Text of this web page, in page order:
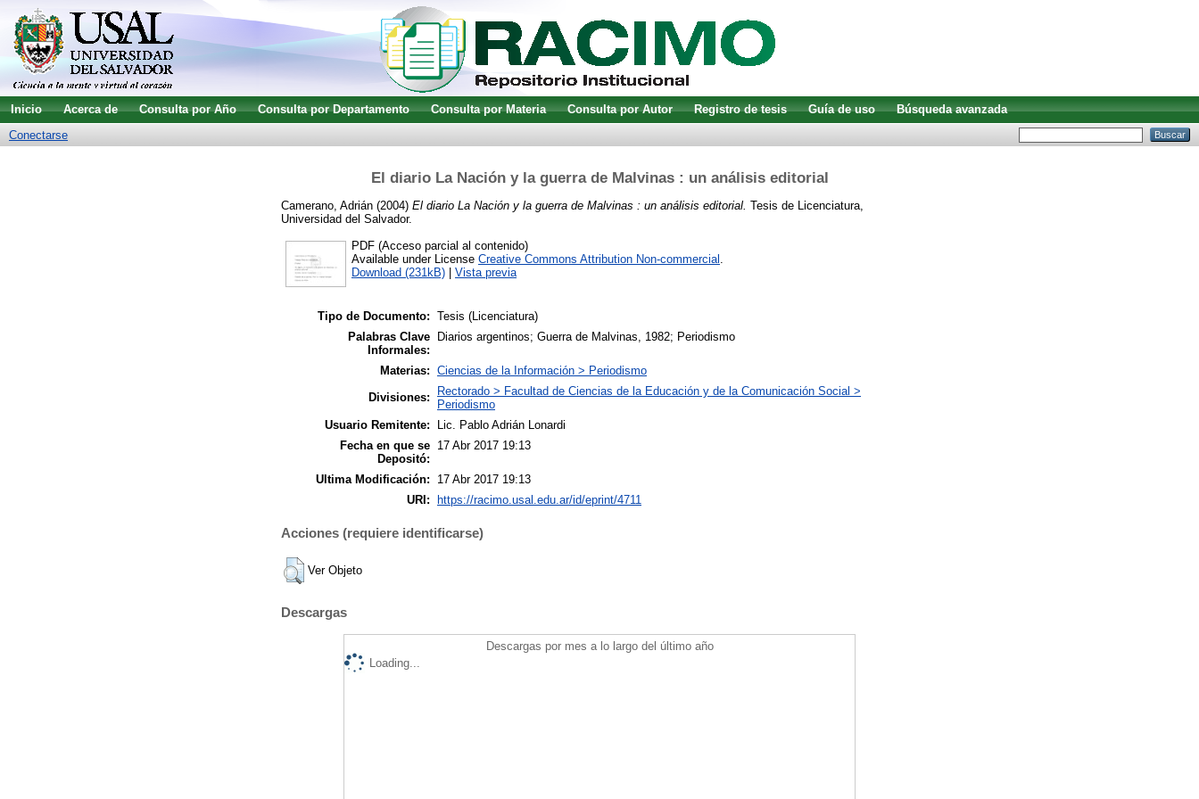
Inicio Acerca de Consulta por Año Consulta por Departamento Consulta por Materia Consulta por Autor Registro de tesis Guía de uso
Búsqueda avanzada
Conectarse
El diario La Nación y la guerra de Malvinas : un análisis editorial
Camerano, Adrián (2004) El diario La Nación y la guerra de Malvinas : un análisis editorial. Tesis de Licenciatura,
Universidad del Salvador.
PDF (Acceso parcial al contenido)
Available under License Creative Commons Attribution Non-commercial .
Download (231kB)
Vista previa
Tipo de Documento: Tesis (Licenciatura)
Palabras Clave
Informales:
Diarios argentinos; Guerra de Malvinas, 1982; Periodismo
Materias: Ciencias de la Información > Periodismo
Divisiones:
Rectorado > Facultad de Ciencias de la Educación y de la Comunicación Social >
Periodismo
Usuario Remitente:
Lic. Pablo Adrián Lonardi
Fecha en que se
Depositó:
17 Abr 2017 19:13
Ultima Modificación:
17 Abr 2017 19:13
URI:
https://racimo.usal.edu.ar/id/eprint/4711
Acciones (requiere identificarse)
Ver Objeto
Descargas
Descargas por mes a lo largo del último año
Loading...